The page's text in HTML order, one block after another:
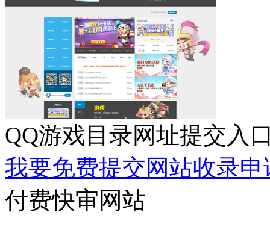
QQ游戏目录网址提交入
我要免费提交网站收录申
付费快审网站